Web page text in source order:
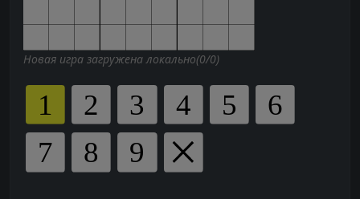
Новая игра загружена локально(0/0)